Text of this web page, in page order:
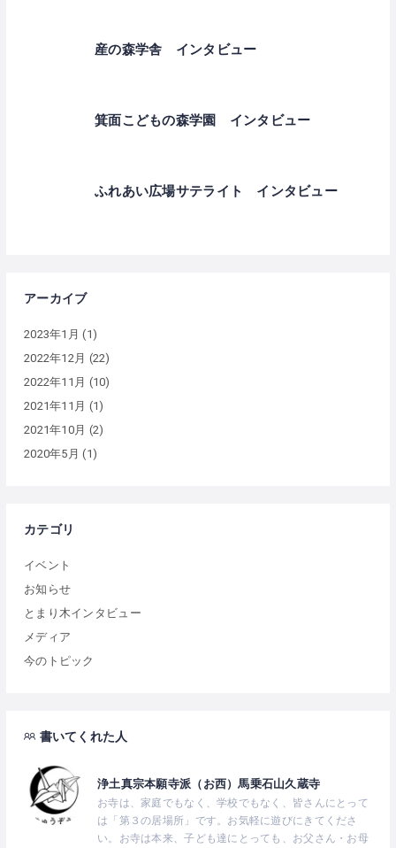
産の森学舎 インタビュー
箕面こどもの森学園 インタビュー
ふれあい広場サテライト インタビュー
アーカイブ
2023年1月 (1)
2022年12月 (22)
2022年11月 (10)
2021年11月 (1)
2021年10月 (2)
2020年5月 (1)
カテゴリ
イベント
お知らせ
とまり木インタビュー
メディア
今のトピック
書いてくれた人
浄土真宗本願寺派（お西）馬乗石山久蔵寺
お寺は、家庭でもなく、学校でもなく、皆さんにとって
は「第３の居場所」です。お気軽に遊びにきてくださ
い。お寺は本来、子ども達にとっても、お父さん・お母